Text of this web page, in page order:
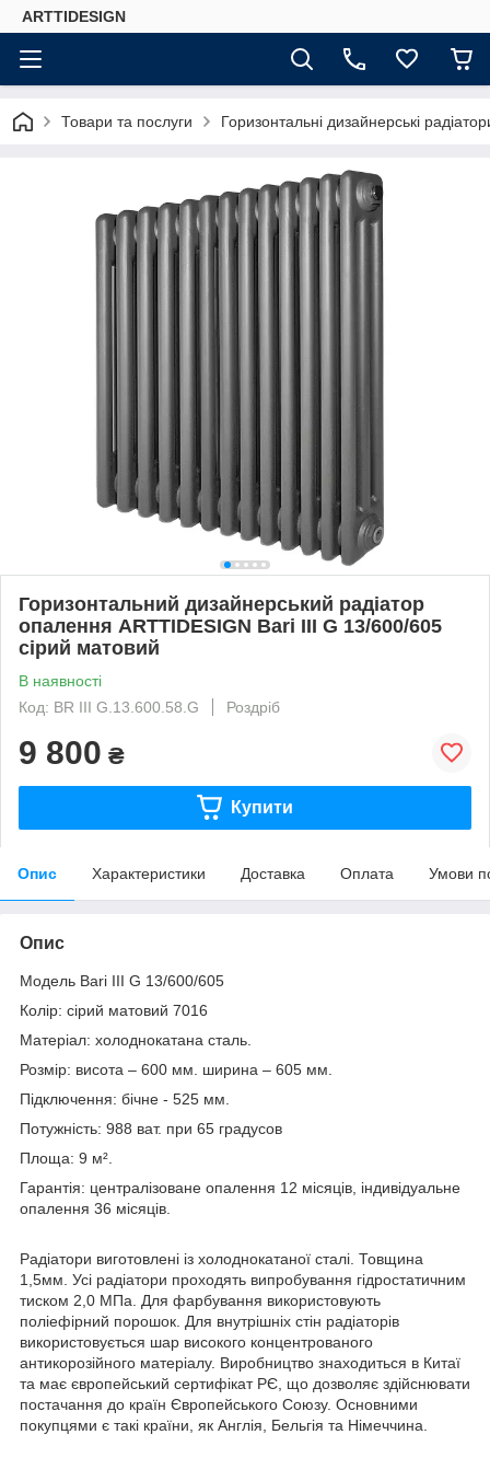
ARTTIDESIGN
Товари та послуги Горизонтальні дизайнерські
Горизонтальний дизайнерський радіатор
опалення ARTTIDESIGN Bari III G 13/600/605
сірий матовий
В наявності
Код: BR III G.13.600.58.G
Роздріб
9 800 ₴
Купити
Опис Характеристики Доставка Оплата Умови
Опис
Модель Bari III G 13/600/605
Колір: сірий матовий 7016
Матеріал: холоднокатана сталь.
Розмір: висота – 600 мм. ширина – 605 мм.
Підключення: бічне - 525 мм.
Потужність: 988 ват. при 65 градусов
Площа: 9 м².
Гарантія: централізоване опалення 12 місяців, індивідуальне
опалення 36 місяців.
Радіатори виготовлені із холоднокатаної сталі. Товщина
1,5мм. Усі радіатори проходять випробування гідростатичним
тиском 2,0 МПа. Для фарбування використовують
поліефірний порошок. Для внутрішніх стін радіаторів
використовується шар високого концентрованого
антикорозійного матеріалу. Виробництво знаходиться в Китаї
та має європейський сертифікат РЄ, що дозволяє здійснювати
постачання до країн Європейського Союзу. Основними
покупцями є такі країни, як Англія, Бельгія та Німеччина.